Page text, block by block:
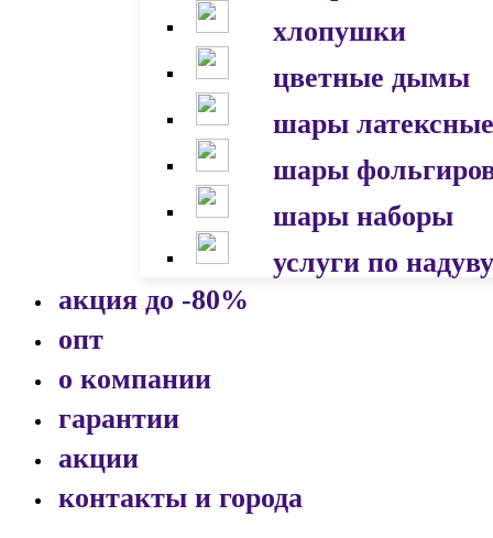
хлопушки
цветные дымы
шары латексные
шары
шары наборы
услуги по надуву
акция до -80%
опт
о компании
гарантии
акции
контакты и города